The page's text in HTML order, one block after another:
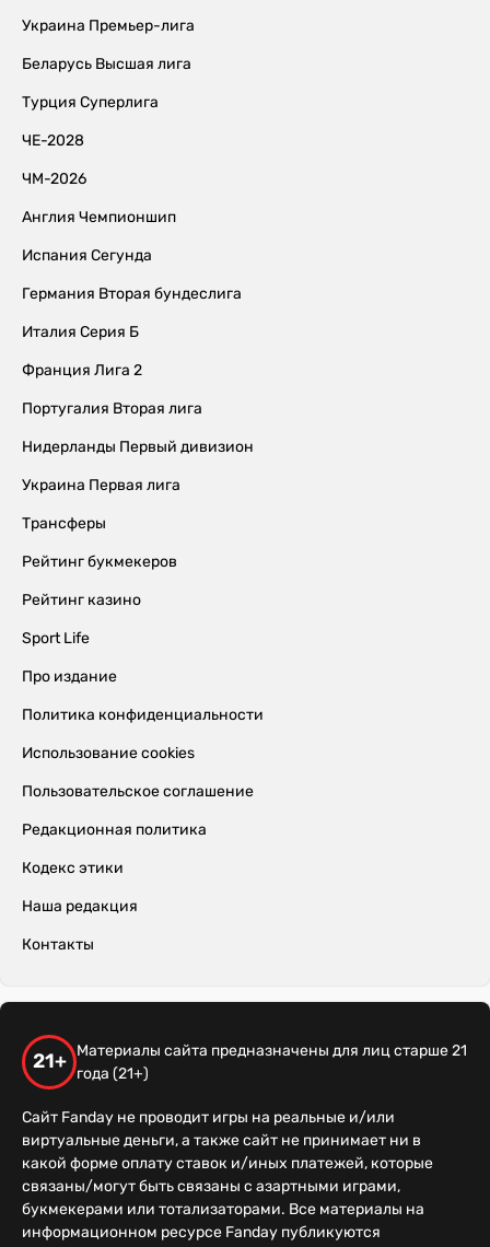
Украина Премьер-лига
Беларусь Высшая лига
Турция Суперлига
ЧЕ-2028
ЧМ-2026
Англия Чемпионшип
Испания Сегунда
Германия Вторая бундеслига
Италия Серия Б
Франция Лига 2
Португалия Вторая лига
Нидерланды Первый дивизион
Украина Первая лига
Трансферы
Рейтинг букмекеров
Рейтинг казино
Sport Life
Про издание
Политика конфиденциальности
Использование cookies
Пользовательское соглашение
Редакционная политика
Кодекс этики
Наша редакция
Контакты
21+
Материалы сайта предназначены для лиц старше 21
года (21+)
Сайт Fanday не проводит игры на реальные и/или
виртуальные деньги, а также сайт не принимает ни в
какой форме оплату ставок и/иных платежей, которые
связаны/могут быть связаны с азартными играми,
букмекерами или тотализаторами. Все материалы на
информационном ресурсе Fanday публикуются